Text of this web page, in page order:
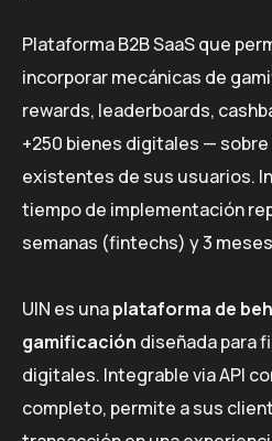
Plataforma B2B SaaS que
incorporar mecánicas de
rewards, leaderboards,
+250 bienes digitales —
existentes de sus usuarios.
tiempo de implementación
semanas (fintechs) y 3
UIN es unaplataforma de
gamificación diseñada para
digitales. Integrable via API
completo, permite a sus